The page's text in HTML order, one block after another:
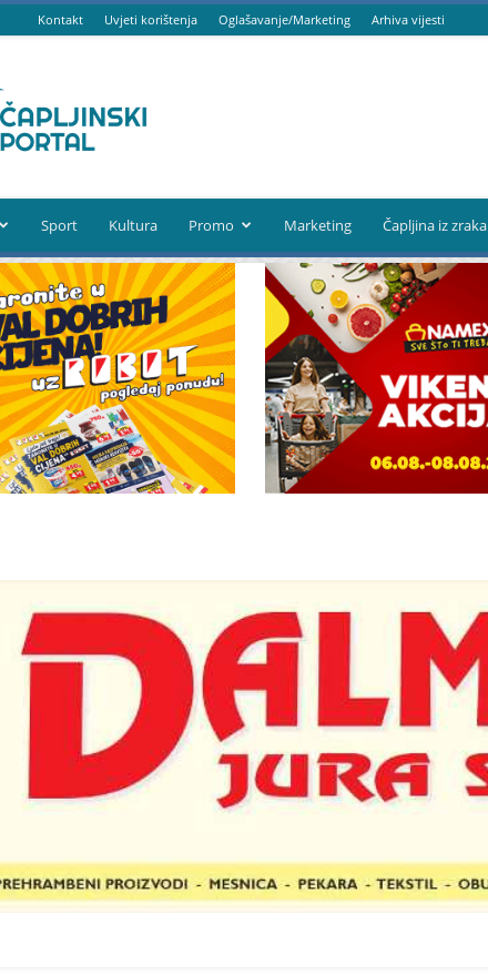
Kontakt Uvjeti korištenja Oglašavanje/Marketing Arhiva vijesti
portal
Sport Kultura Promo Marketing Čapljina iz zraka